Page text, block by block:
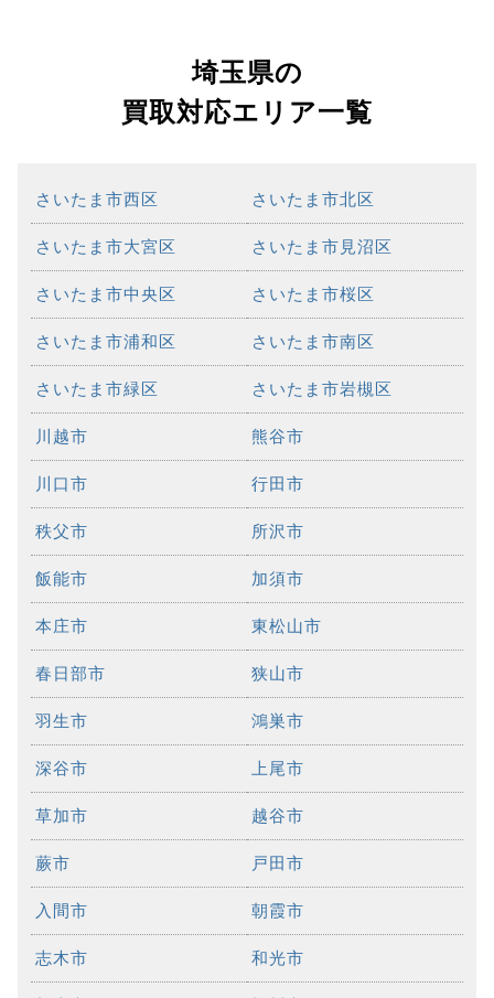
埼玉県の
買取対応エリア一覧
さいたま市西区 さいたま市北区
さいたま市大宮区 さいたま市見沼区
さいたま市中央区 さいたま市桜区
さいたま市浦和区 さいたま市南区
さいたま市緑区 さいたま市岩槻区
川越市 熊谷市
川口市 行田市
秩父市 所沢市
飯能市 加須市
本庄市 東松山市
春日部市 狭山市
羽生市 鴻巣市
深谷市 上尾市
草加市 越谷市
蕨市 戸田市
入間市 朝霞市
志木市 和光市